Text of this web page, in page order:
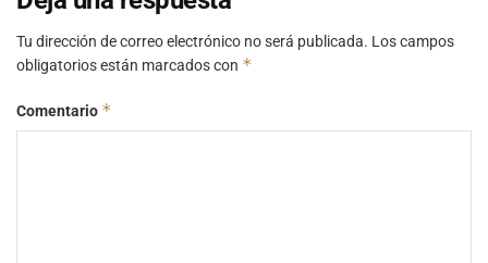
Tu dirección de correo electrónico no será publicada. Los campos
obligatorios están marcados con *
Comentario *